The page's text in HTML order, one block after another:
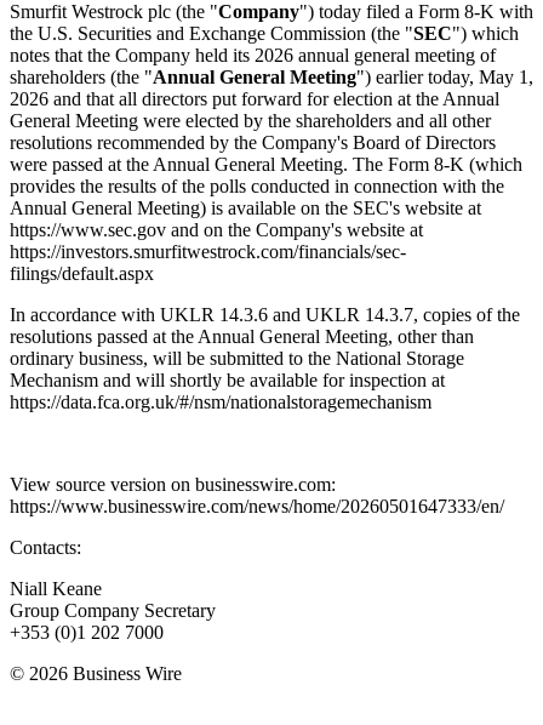
Smurfit Westrock plc (the "Company") today filed a Form 8-K with
the U.S. Securities and Exchange Commission (the "SEC") which
notes that the Company held its 2026 annual general meeting of
shareholders (the "Annual General Meeting") earlier today, May 1,
2026 and that all directors put forward for election at the Annual
General Meeting were elected by the shareholders and all other
resolutions recommended by the Company's Board of Directors
were passed at the Annual General Meeting. The Form 8-K (which
provides the results of the polls conducted in connection with the
Annual General Meeting) is available on the SEC's website at
https://www.sec.gov and on the Company's website at
https://investors.smurfitwestrock.com/financials/sec-
filings/default.aspx
In accordance with UKLR 14.3.6 and UKLR 14.3.7, copies of the
resolutions passed at the Annual General Meeting, other than
ordinary business, will be submitted to the National Storage
Mechanism and will shortly be available for inspection at
https://data.fca.org.uk/#/nsm/nationalstoragemechanism
View source version on businesswire.com:
https://www.businesswire.com/news/home/20260501647333/en/
Contacts:
Niall Keane
Group Company Secretary
+353 (0)1 202 7000
© 2026 Business Wire